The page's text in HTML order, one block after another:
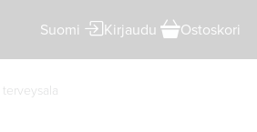
Suomi Kirjaudu Ostoskori